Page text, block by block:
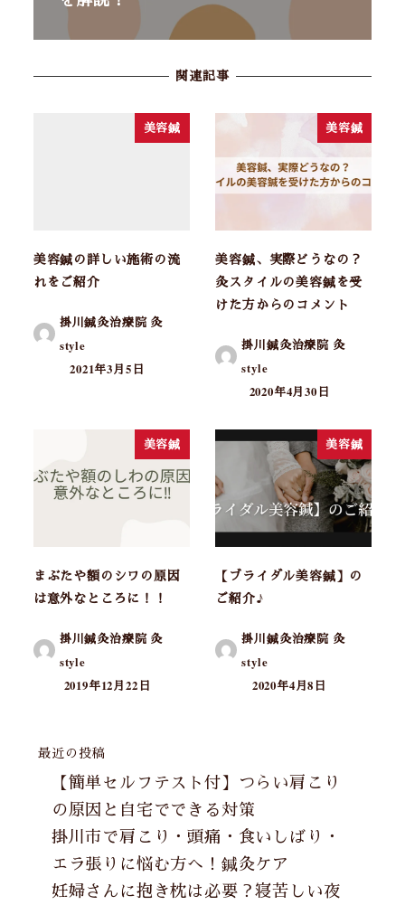
関連記事
美容鍼
美容鍼の詳しい施術の流
れをご紹介
掛川鍼灸治療院 灸
style
2021年3月5日
美容鍼
美容鍼、実際どうなの？
灸スタイルの美容鍼を受
けた方からのコメント
掛川鍼灸治療院 灸
style
2020年4月30日
美容鍼
まぶたや額のシワの原因
は意外なところに！！
掛川鍼灸治療院 灸
style
2019年12月22日
美容鍼
【ブライダル美容鍼】の
ご紹介♪
掛川鍼灸治療院 灸
style
2020年4月8日
最近の投稿
【簡単セルフテスト付】つらい肩こり
の原因と自宅でできる対策
掛川市で肩こり・頭痛・食いしばり・
エラ張りに悩む方へ！鍼灸ケア
妊婦さんに抱き枕は必要？寝苦しい夜